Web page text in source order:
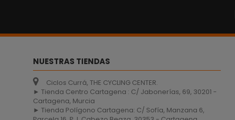
NUESTRAS TIENDAS
Ciclos Currá, THE CYCLING CENTER.
► Tienda Centro Cartagena : C/ Jabonerías, 69, 30201 -
Cartagena, Murcia
► Tienda Polígono Cartagena: C/ Sofía, Manzana 6,